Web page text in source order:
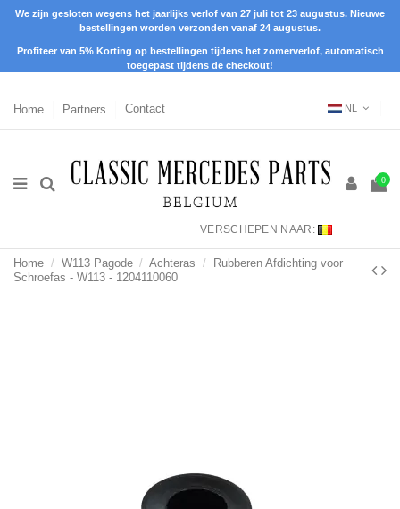
We zijn gesloten wegens het jaarlijks verlof van 27 juli tot 23 augustus. Nieuwe
bestellingen worden verzonden vanaf 24 augustus.
Profiteer van 5% Korting op bestellingen tijdens het zomerverlof, automatisch
toegepast tijdens de checkout!
Home Partners Contact NL
0
VERSCHEPEN NAAR:
Home W113 Pagode Achteras
Rubberen Afdichting voor
Schroefas - W113 - 1204110060